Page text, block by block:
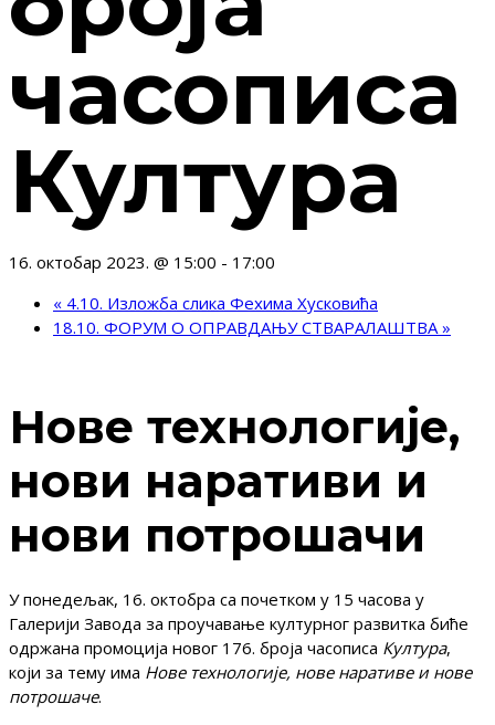
часописа
Култура
16. октобар 2023. @ 15:00 - 17:00
« 4.10. Изложба слика Фехима Хусковића
18.10. ФОРУМ О ОПРАВДАЊУ СТВАРАЛАШТВА »
Нове технологије,
нови наративи и
нови потрошачи
У понедељак, 16. октобра са почетком у 15 часова у
Галерији Завода за проучавање културног развитка биће
одржана промоција новог 176. броја часописа Култура,
који за тему има Нове технологије, нове наративе и нове
потрошаче.